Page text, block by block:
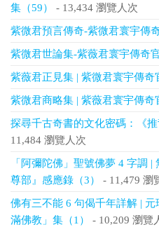
集（59）
- 13,434 瀏覽人次
紫微君預言傳奇-紫微君寰宇傳
紫微君世論集-紫薇君寰宇傳奇
紫薇君正見集 | 紫微君寰宇傳奇
紫微君商略集 | 紫薇君寰宇傳奇
探尋千古奇書的文化密碼：《
11,484 瀏覽人次
「阿彌陀佛」聖號佛夢 4 字調
尊部』感應錄（3）
- 11,479 瀏
佛有三不能 6 句偈千年詳解 |
滿佛教」集（1）
- 10,209 瀏覽